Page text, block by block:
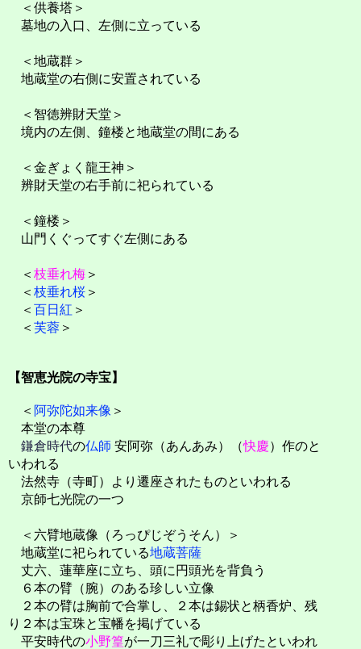
＜供養塔＞
墓地の入口、左側に立っている
＜地蔵群＞
地蔵堂の右側に安置されている
＜智徳辨財天堂＞
境内の左側、鐘楼と地蔵堂の間にある
＜金ぎょく龍王神＞
辨財天堂の右手前に祀られている
＜鐘楼＞
山門くぐってすぐ左側にある
＜ 枝垂れ梅 ＞
＜ 枝垂れ桜 ＞
＜ 百日紅 ＞
＜ 芙蓉 ＞
【智恵光院の寺宝】
＜ 阿弥陀如来像 ＞
本堂の本尊
鎌倉時代の仏師 安阿弥（あんあみ）（快慶）作のと
いわれる
法然寺（寺町）より遷座されたものといわれる
京師七光院の一つ
＜六臂地蔵像（ろっぴじぞうそん）＞
地蔵堂に祀られている地蔵菩薩
丈六、蓮華座に立ち、頭に円頭光を背負う
６本の臂（腕）のある珍しい立像
２本の臂は胸前で合掌し、２本は錫状と柄香炉、残
り２本は宝珠と宝幡を掲げている
平安時代の小野篁が一刀三礼で彫り上げたといわれ